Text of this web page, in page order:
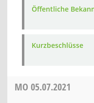
Öffentliche
Kurzbeschlüsse
MO 05.07.2021